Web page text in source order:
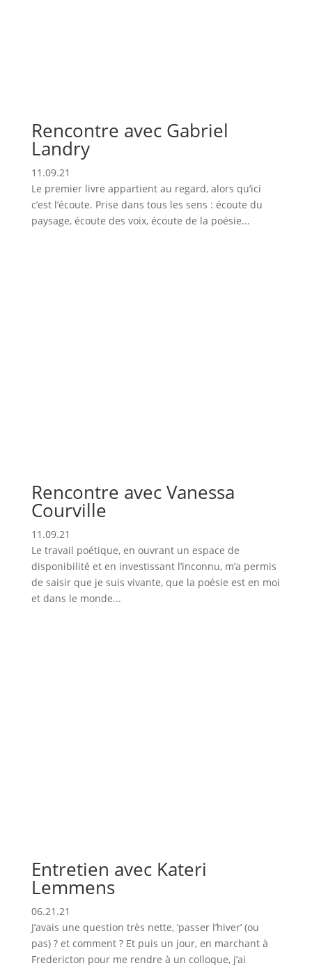
Rencontre avec Gabriel
Landry
11.09.21
Le premier livre appartient au regard, alors qu’ici
c’est l’écoute. Prise dans tous les sens : écoute du
paysage, écoute des voix, écoute de la poésie...
Rencontre avec Vanessa
Courville
11.09.21
Le travail poétique, en ouvrant un espace de
disponibilité et en investissant l’inconnu, m’a permis
de saisir que je suis vivante, que la poésie est en moi
et dans le monde...
Entretien avec Kateri
Lemmens
06.21.21
J’avais une question très nette, ‘passer l’hiver’ (ou
pas) ? et comment ? Et puis un jour, en marchant à
Fredericton pour me rendre à un colloque, j’ai